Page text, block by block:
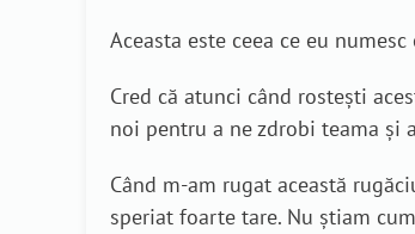
Aceasta este ceea ce eu
Cred că atunci când rostești
noi pentru a ne zdrobi teama și
Când m-am rugat această
speriat foarte tare. Nu știam